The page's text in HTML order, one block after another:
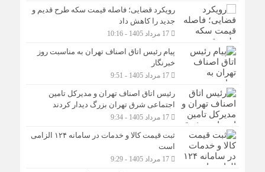
رویکرد قضایی؛ فاصله قیمت سکه طرح قدیم و
جدید را کاهش داد
17 مرداد 1405 - 10:16
پیام رئیس اتاق اصناف تهران به مناسبت روز
خبرنگار
17 مرداد 1405 - 9:51
رئیس اتاق اصناف تهران و مدیرکل تامین
اجتماعی شرق تهران بزرگ دیدار کردند
17 مرداد 1405 - 9:34
ثبت قیمت کالا و خدمات در سامانه ۱۲۴ الزامی
است
17 مرداد 1405 - 9:29